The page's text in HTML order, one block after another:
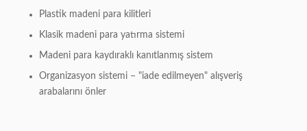
Plastik madeni para kilitleri
Klasik madeni para yatırma sistemi
Madeni para kaydıraklı kanıtlanmış sistem
Organizasyon sistemi – "iade edilmeyen" alışveriş
arabalarını önler